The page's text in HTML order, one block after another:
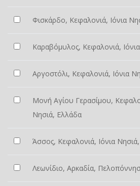
Φισκάρδο, Κεφαλονιά, Ιόνια
Καραβόμυλος, Κεφαλονιά,
Αργοστόλι, Κεφαλονιά, Ιόνια
Μονή Αγίου Γερασίμου,
Νησιά, Ελλάδα
Άσσος, Κεφαλονιά, Ιόνια
Λεωνίδιο, Αρκαδία,